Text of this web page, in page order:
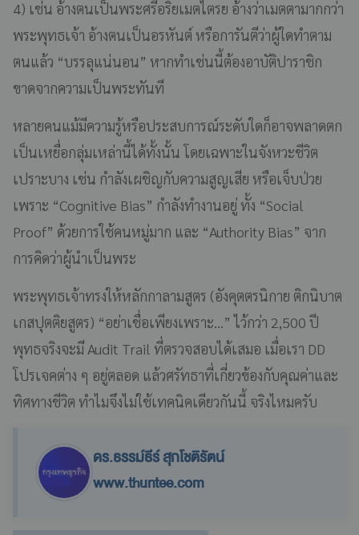
4) เช่น อ้างตนเป็นพระศรีอริยเมตไตรย อ้างว่าเมตตามากกว่า
พระพุทธเจ้า อ้างตนเป็นอรหันต์ หรือการันตีว่าผู้ใดทำตาม
ตนแล้ว “บรรลุแน่นอน” หากทำเช่นนี้ต้องอาบัติปาราชิก
ขาดจากความเป็นพระทันที
หลายคนแม้มีความรู้หรือประสบการณ์ระดับใดก็อาจพลาดตก
เป็นเหยื่อกลุ่มเหล่านี้ได้ทั้งนั้น โดยเฉพาะในจังหวะชีวิต
เปราะบาง เช่น กำลังเผชิญกับความสูญเสีย หรือเจ็บป่วย
เพราะ “Cognitive Bias” กำลังทำงานอยู่ ทั้ง “Social
Proof” ด้วยการใช้คนหมู่มาก และ “Authority Bias” จาก
การคิดว่าผู้นำเป็นพระ
พระพุทธเจ้าทรงให้หลักกาลามสูตร (อังคุตตรนิกาย ติกนิบาต
เกสปุตติยสูตร) “อย่าเชื่อเพียงเพราะ...” ไว้กว่า 2,500 ปี
พุทธจริงจะมี Audit Trail ที่ตรวจสอบได้เสมอ เมื่อเรา DD
โปรเจคต่าง ๆ อยู่ตลอด แล้วศรัทธาที่เกี่ยวข้องกับคุณค่าและ
ทิศทางชีวิต ทำไมจึงไม่ใช้เทคนิคเดียวกันนี้ จริงไหมครับ
ดร.ธรรม์ธีร์ สุกโชติรัตน์
www.thuntee.com